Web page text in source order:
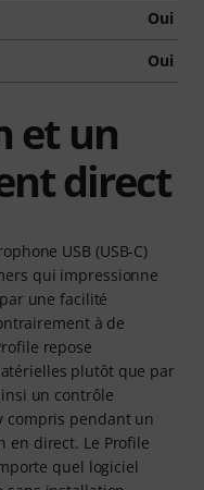
Oui
Oui
et un
direct
USB (USB-C)
qui impressionne
une facilité
à de
repose
plutôt que par
un contrôle
compris pendant un
en direct. Le Profile
quel logiciel